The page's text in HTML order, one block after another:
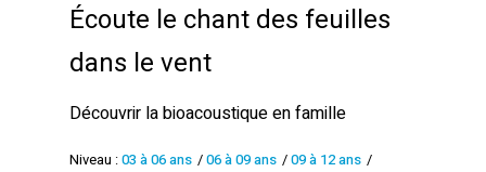
Écoute le chant des feuilles
dans le vent
Découvrir la bioacoustique en famille
Niveau :03 à 06 ans /06 à 09 ans /09 à 12 ans /